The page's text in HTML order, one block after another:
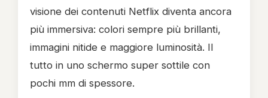
visione dei contenuti Netflix diventa ancora
più immersiva: colori sempre più brillanti,
immagini nitide e maggiore luminosità. Il
tutto in uno schermo super sottile con
pochi mm di spessore.